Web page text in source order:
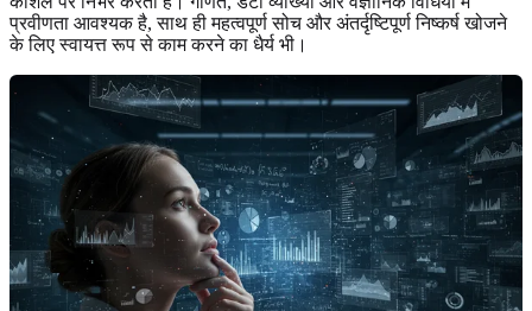
प्रवीणता आवश्यक है, साथ ही महत्वपूर्ण सोच और अंतर्दृष्टिपूर्ण निष्कर्ष खोजने
के लिए स्वायत्त रूप से काम करने का धैर्य भी।